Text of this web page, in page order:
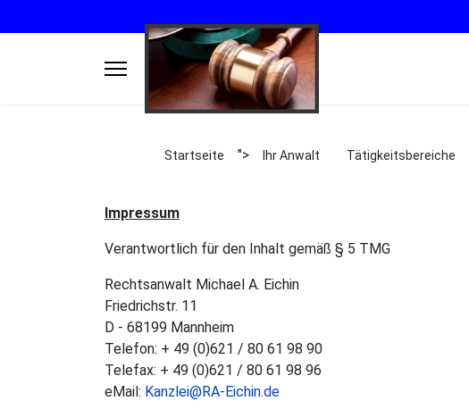
Startseite "> Ihr Anwalt Tätigkeitsbereiche
Impressum
Verantwortlich für den Inhalt gemäß § 5 TMG
Rechtsanwalt Michael A. Eichin
Friedrichstr. 11
D - 68199 Mannheim
Telefon: + 49 (0)621 / 80 61 98 90
Telefax: + 49 (0)621 / 80 61 98 96
eMail: Kanzlei@RA-Eichin.de